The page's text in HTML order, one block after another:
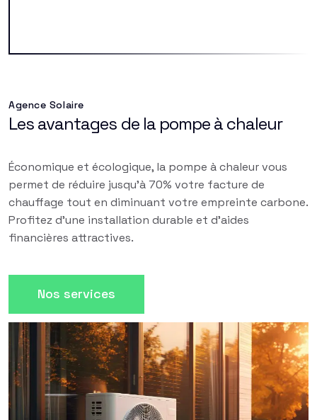
Agence Solaire
Les avantages de la pompe à chaleur
Économique et écologique, la pompe à chaleur vous
permet de réduire jusqu'à 70% votre facture de
chauffage tout en diminuant votre empreinte carbone.
Profitez d'une installation durable et d'aides
financières attractives.
Nos services